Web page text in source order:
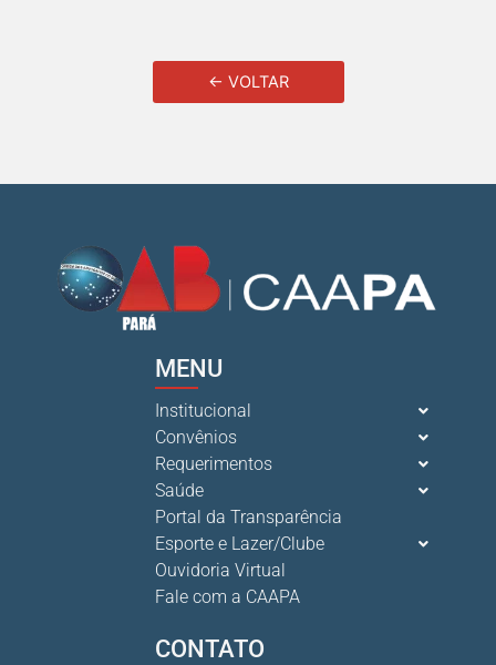
← VOLTAR
MENU
Institucional
Convênios
Requerimentos
Saúde
Portal da Transparência
Esporte e Lazer/Clube
Ouvidoria Virtual
Fale com a CAAPA
CONTATO